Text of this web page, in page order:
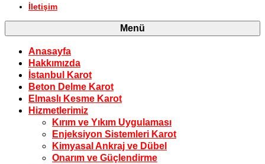
İletişim
Menü
Anasayfa
Hakkımızda
İstanbul Karot
Beton Delme Karot
Elmaslı Kesme Karot
Hizmetlerimiz
Kırım ve Yıkım Uygulaması
Enjeksiyon Sistemleri Karot
Kimyasal Ankraj ve Dübel
Onarım ve Güçlendirme